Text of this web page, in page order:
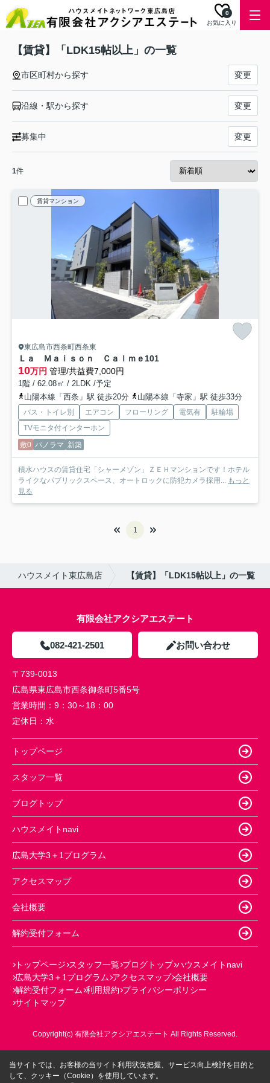
お気に入り
0
【賃貸】「LDK15帖以上」の一覧
市区町村から探す 変更
沿線・駅から探す 変更
募集中 変更
1件
賃貸マンション
東広島市西条町西条東
Ｌａ Ｍａｉｓｏｎ Ｃａｌｍｅ 101
10万円 管理/共益費7,000円
1階 / 62.08㎡ / 2LDK /予定
山陽本線「西条」駅 徒歩20分
山陽本線「寺家」駅 徒歩33分
バス・トイレ別 エアコン フローリング 電気有
駐輪場
TVモニタ付インターホン
敷0 パノラマ 新築
積水ハウスの賃貸住宅「シャーメゾン」ＺＥＨマンションです！ホテル
ライクなパブリックスペース、オートロックに防犯カメラ採用... もっと
見る
1
ハウスメイト東広島店 【賃貸】「LDK15帖以上」の一覧
有限会社アクシアエステート
082-421-2501 お問い合わせ
〒739-0013
広島県東広島市西条御条町5番5号
営業時間： 9：30～18：00
定休日： 水
トップページ
スタッフ一覧
ブログトップ
ハウスメイトnavi
広島大学3＋1プログラム
アクセスマップ
会社概要
解約受付フォーム
トップページ スタッフ一覧 ブログトップ ハウスメイトnavi
広島大学3＋1プログラム アクセスマップ 会社概要
解約受付フォーム 利用規約 プライバシーポリシー
サイトマップ
Copyright(c) 有限会社アクシアエステート All Rights Reserved.
当サイトでは、お客様の当サイト利用状況把握、サービス向上検討を目的と
して、クッキー（Cookie）を使用しています。